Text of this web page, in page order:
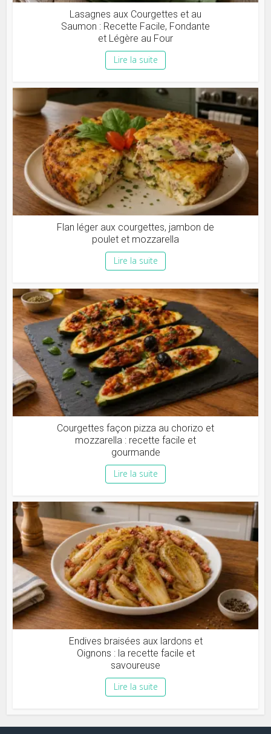
Lasagnes aux Courgettes et au
Saumon : Recette Facile, Fondante
et Légère au Four
Lire la suite
Flan léger aux courgettes, jambon de
poulet et mozzarella
Lire la suite
Courgettes façon pizza au chorizo et
mozzarella : recette facile et
gourmande
Lire la suite
Endives braisées aux lardons et
Oignons : la recette facile et
savoureuse
Lire la suite